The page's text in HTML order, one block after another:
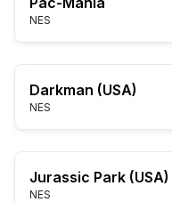
NES
Darkman (USA)
NES
Jurassic Park (USA)
NES